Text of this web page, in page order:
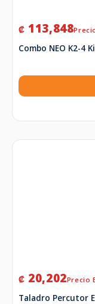
₡ 113,848
Combo NEO K2-4
₡ 20,202
Taladro Percutor